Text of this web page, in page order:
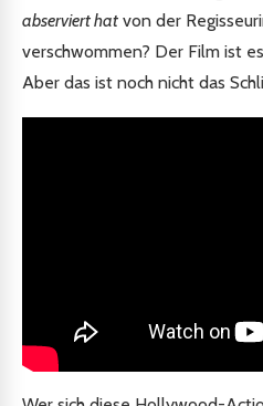
abserviert hat von der
verschwommen? Der Film ist
Aber das ist noch nicht das